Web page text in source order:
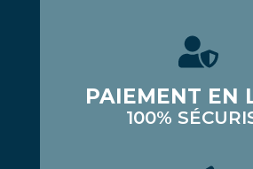
PAIEMENT EN
100%